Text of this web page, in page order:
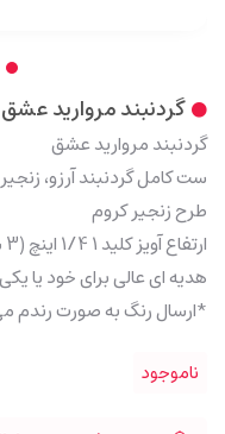
گردنبند مروارید عشق Pearl love necklace
گردنبند مروارید عشق
ست کامل گردنبند آرزو،
طرح زنجیر کروم
ارتفاع آویز کلید 1 1/4 اینچ (3 سانتی متر)
هدیه ای عالی برای خود یا
*ارسال رنگ به صورت رندم
ناموجود